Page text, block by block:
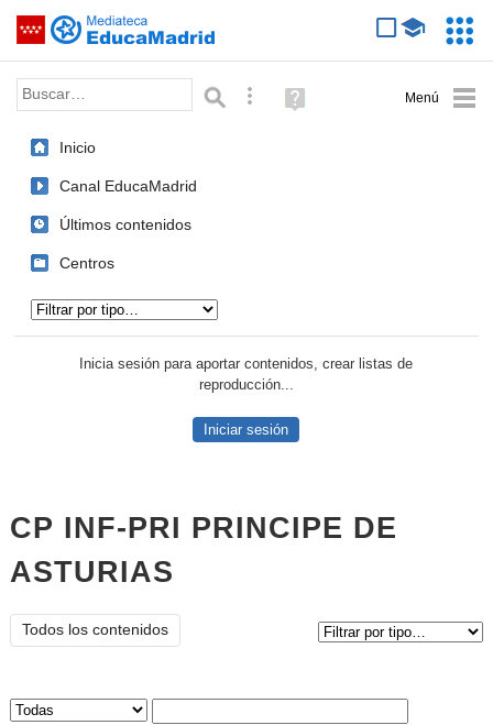
Saltar navegación
Palabra o frase: Búsqueda avanzada
Ayuda
(en
Inicio
Canal EducaMadrid
Últimos contenidos
Centros
Inicia sesión para aportar contenidos, crear listas de
reproducción...
Iniciar sesión
CP INF-PRI PRINCIPE DE
ASTURIAS
Todos los contenidos
Sus archivos